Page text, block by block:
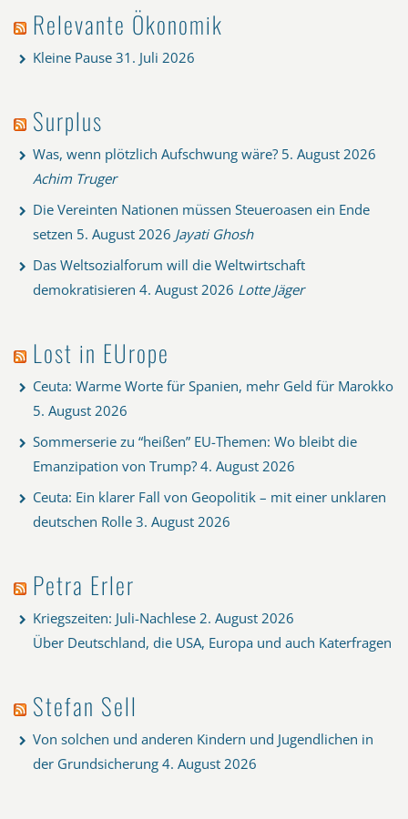
Relevante Ökonomik
Kleine Pause 31. Juli 2026
Surplus
Was, wenn plötzlich Aufschwung wäre? 5. August 2026
Achim Truger
Die Vereinten Nationen müssen Steueroasen ein Ende
setzen 5. August 2026 Jayati Ghosh
Das Weltsozialforum will die Weltwirtschaft
demokratisieren 4. August 2026 Lotte Jäger
Lost in EUrope
Ceuta: Warme Worte für Spanien, mehr Geld für Marokko
5. August 2026
Sommerserie zu “heißen” EU-Themen: Wo bleibt die
Emanzipation von Trump? 4. August 2026
Ceuta: Ein klarer Fall von Geopolitik – mit einer unklaren
deutschen Rolle 3. August 2026
Petra Erler
Kriegszeiten: Juli-Nachlese 2. August 2026
Über Deutschland, die USA, Europa und auch Katerfragen
Stefan Sell
Von solchen und anderen Kindern und Jugendlichen in
der Grundsicherung 4. August 2026